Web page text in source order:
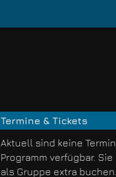
Termine & Tickets
Aktuell sind keine
Programm verfügbar.
als Gruppe extra buchen.